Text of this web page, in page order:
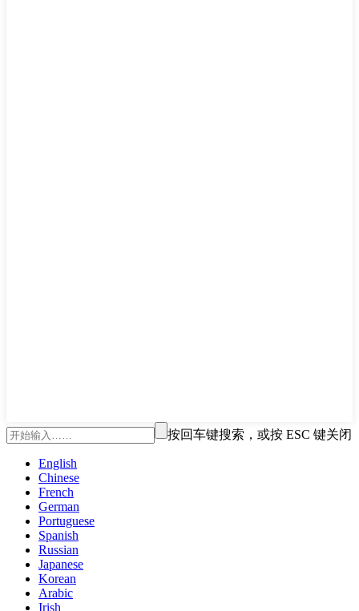
按回车键搜索，或按 ESC 键关闭
English
Chinese
French
German
Portuguese
Spanish
Russian
Japanese
Korean
Arabic
Irish